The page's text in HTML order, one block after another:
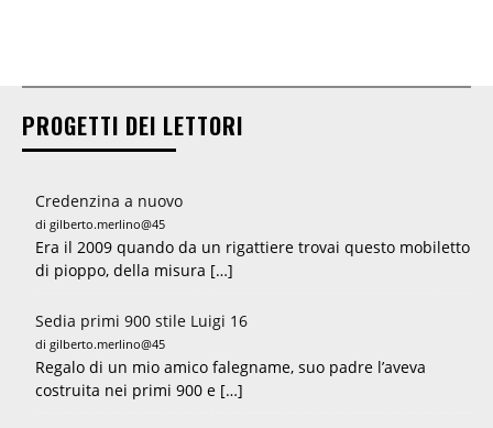
PROGETTI DEI LETTORI
Credenzina a nuovo
di gilberto.merlino@45
Era il 2009 quando da un rigattiere trovai questo mobiletto
di pioppo, della misura […]
Sedia primi 900 stile Luigi 16
di gilberto.merlino@45
Regalo di un mio amico falegname, suo padre l’aveva
costruita nei primi 900 e […]